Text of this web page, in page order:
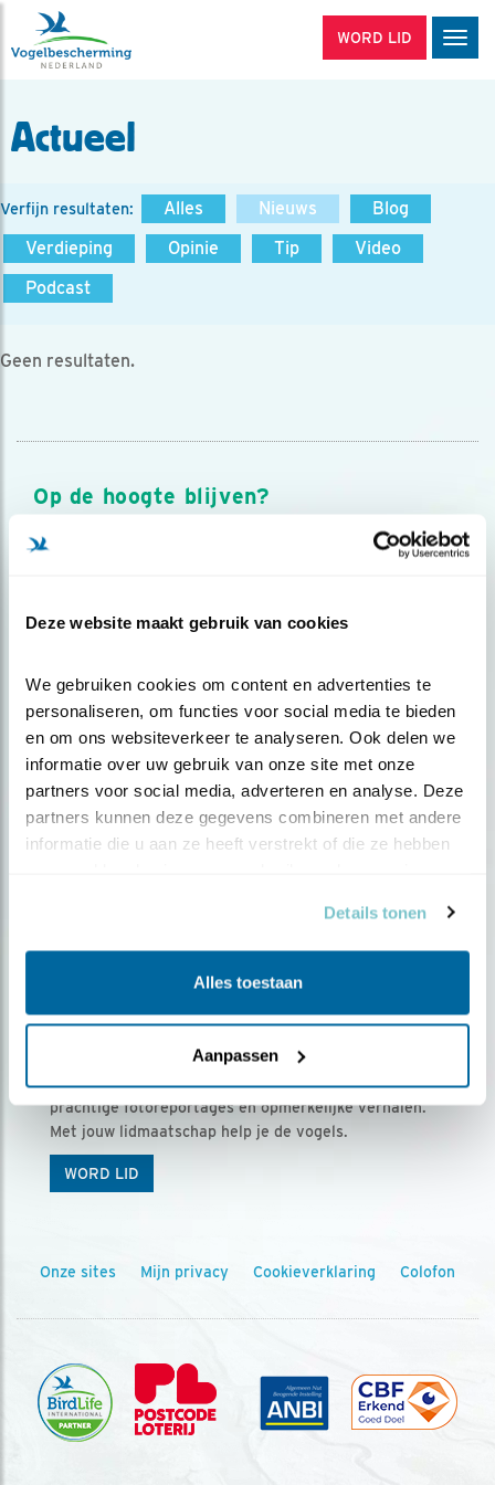
Deze website maakt gebruik van cookies
We gebruiken cookies om content en advertenties te
personaliseren, om functies voor social media te bieden
en om ons websiteverkeer te analyseren. Ook delen we
informatie over uw gebruik van onze site met onze
partners voor social media, adverteren en analyse. Deze
partners kunnen deze gegevens combineren met andere
informatie die u aan ze heeft verstrekt of die ze hebben
Details tonen
Alles toestaan
Aanpassen
WORD LID
Actueel
Verfijn resultaten: Alles Nieuws
Blog
Verdieping
Opinie Tip
Video
Podcast
Geen resultaten.
Op de hoogte blijven?
Meld je aan en ontvang nieuws, inspiratie, acties en tips
over vogels en activiteiten van Vogelbescherming.
Ontvang 5 x Vogels voor € 36,00 per jaar
Vogels is het tijdschrift voor onze leden, met
prachtige fotoreportages en opmerkelijke verhalen.
Met jouw lidmaatschap help je de vogels.
WORD LID
Onze sites Mijn privacy Cookieverklaring Colofon